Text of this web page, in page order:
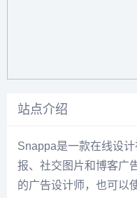
站点介绍
Snappa是一款在线设
报、社交图片和博客广
的广告设计师，也可以